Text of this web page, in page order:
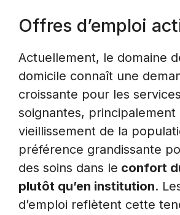
Offres d’emploi
Actuellement, le domaine
domicile connaît une
croissante pour les
soignantes, principalement
vieillissement de la
préférence grandissante
des soins dans le confort
plutôt qu’en institution.
d’emploi reflètent cette